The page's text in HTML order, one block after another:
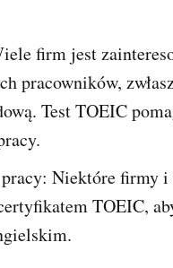
firm jest
pracowników,
Test TOEIC
Niektóre firmy
TOEIC,